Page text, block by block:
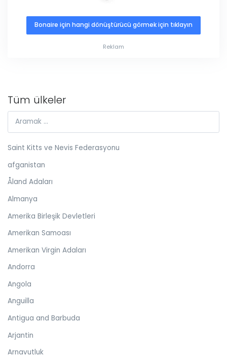
Bonaire için hangi dönüştürücü görmek için tıklayın
Reklam
Tüm ülkeler
Saint Kitts ve Nevis Federasyonu
afganistan
Åland Adaları
Almanya
Amerika Birleşik Devletleri
Amerikan Samoası
Amerikan Virgin Adaları
Andorra
Angola
Anguilla
Antigua and Barbuda
Arjantin
Arnavutluk